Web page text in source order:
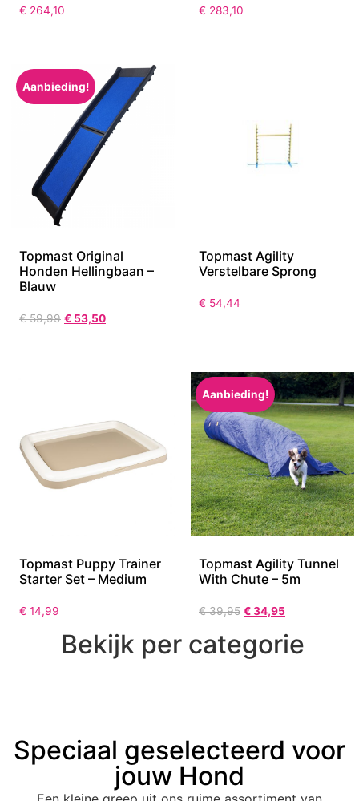
€ 264,10 € 283,10
Aanbieding!
Topmast Original
Honden Hellingbaan –
Blauw
€59,99 € 53,50
Topmast Agility
Verstelbare Sprong
€ 54,44
Topmast Puppy Trainer
Starter Set – Medium
€ 14,99
Aanbieding!
Topmast Agility Tunnel
With Chute – 5m
€39,95 €34,95
Bekijk per categorie
Speciaal geselecteerd voor
jouw Hond